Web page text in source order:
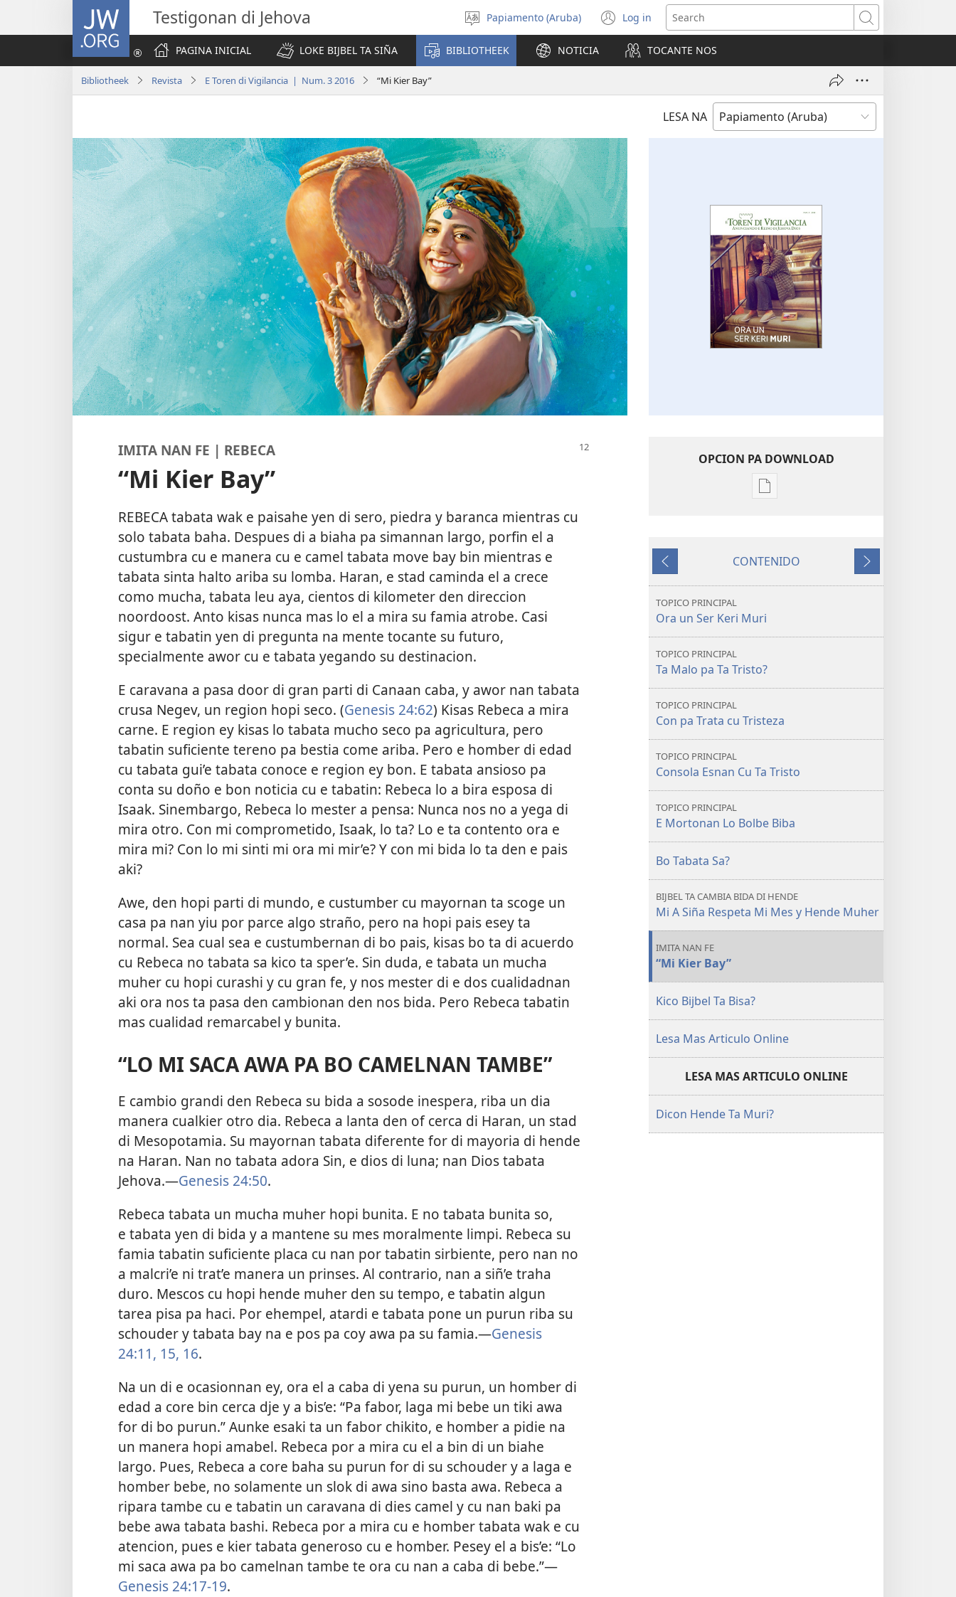
JW.ORG Testigonan di Jehova
Scoge
idioma
Papiamento (Aruba) Log in
(opens
new
window)
Search
PAGINA INICIAL
LOKE BIJBEL TA SIÑA BIBLIOTHEEK NOTICIA TOCANTE NOS
Bibliotheek Revista E Toren di Vigilancia | Num. 3 2016 “Mi Kier Bay”
LESA NA
IMITA NAN FE | REBECA
“Mi Kier Bay”
REBECA tabata wak e paisahe yen di sero, piedra y baranca mientras cu
solo tabata baha. Despues di a biaha pa simannan largo, porfin el a
custumbra cu e manera cu e camel tabata move bay bin mientras e
tabata sinta halto ariba su lomba. Haran, e stad caminda el a crece
como mucha, tabata leu aya, cientos di kilometer den direccion
noordoost. Anto kisas nunca mas lo el a mira su famia atrobe. Casi
sigur e tabatin yen di pregunta na mente tocante su futuro,
specialmente awor cu e tabata yegando su destinacion.
E caravana a pasa door di gran parti di Canaan caba, y awor nan tabata
crusa Negev, un region hopi seco. (Genesis 24:62) Kisas Rebeca a mira
carne. E region ey kisas lo tabata mucho seco pa agricultura, pero
tabatin suficiente tereno pa bestia come ariba. Pero e homber di edad
cu tabata gui’e tabata conoce e region ey bon. E tabata ansioso pa
conta su doño e bon noticia cu e tabatin: Rebeca lo a bira esposa di
Isaak. Sinembargo, Rebeca lo mester a pensa: Nunca nos no a yega di
mira otro. Con mi comprometido, Isaak, lo ta? Lo e ta contento ora e
mira mi? Con lo mi sinti mi ora mi mir’e? Y con mi bida lo ta den e pais
aki?
Awe, den hopi parti di mundo, e custumber cu mayornan ta scoge un
casa pa nan yiu por parce algo straño, pero na hopi pais esey ta
normal. Sea cual sea e custumbernan di bo pais, kisas bo ta di acuerdo
cu Rebeca no tabata sa kico ta sper’e. Sin duda, e tabata un mucha
muher cu hopi curashi y cu gran fe, y nos mester di e dos cualidadnan
aki ora nos ta pasa den cambionan den nos bida. Pero Rebeca tabatin
mas cualidad remarcabel y bunita.
“LO MI SACA AWA PA BO CAMELNAN TAMBE”
E cambio grandi den Rebeca su bida a sosode inespera, riba un dia
manera cualkier otro dia. Rebeca a lanta den of cerca di Haran, un stad
di Mesopotamia. Su mayornan tabata diferente for di mayoria di hende
na Haran. Nan no tabata adora Sin, e dios di luna; nan Dios tabata
Jehova.—Genesis 24:50.
Rebeca tabata un mucha muher hopi bunita. E no tabata bunita so,
e tabata yen di bida y a mantene su mes moralmente limpi. Rebeca su
famia tabatin suficiente placa cu nan por tabatin sirbiente, pero nan no
a malcri’e ni trat’e manera un prinses. Al contrario, nan a siñ’e traha
duro. Mescos cu hopi hende muher den su tempo, e tabatin algun
tarea pisa pa haci. Por ehempel, atardi e tabata pone un purun riba su
schouder y tabata bay na e pos pa coy awa pa su famia.—Genesis
24:11, 15, 16.
Na un di e ocasionnan ey, ora el a caba di yena su purun, un homber di
edad a core bin cerca dje y a bis’e: “Pa fabor, laga mi bebe un tiki awa
for di bo purun.” Aunke esaki ta un fabor chikito, e homber a pidie na
un manera hopi amabel. Rebeca por a mira cu el a bin di un biahe
largo. Pues, Rebeca a core baha su purun for di su schouder y a laga e
homber bebe, no solamente un slok di awa sino basta awa. Rebeca a
ripara tambe cu e tabatin un caravana di dies camel y cu nan baki pa
bebe awa tabata bashi. Rebeca por a mira cu e homber tabata wak e cu
atencion, pues e kier tabata generoso cu e homber. Pesey el a bis’e: “Lo
mi saca awa pa bo camelnan tambe te ora cu nan a caba di bebe.”—
Genesis 24:17-19.
OPCION PA DOWNLOAD
Opcion
digital
DI
un
Muri
Anterior
CONTENIDO
Siguiente
TOPICO PRINCIPAL
Ora un Ser Keri Muri
TOPICO PRINCIPAL
Ta Malo pa Ta Tristo?
TOPICO PRINCIPAL
Con pa Trata cu Tristeza
TOPICO PRINCIPAL
Consola Esnan Cu Ta Tristo
TOPICO PRINCIPAL
E Mortonan Lo Bolbe Biba
Bo Tabata Sa?
BIJBEL TA CAMBIA BIDA DI HENDE
Mi A Siña Respeta Mi Mes y Hende Muher
IMITA NAN FE
“Mi Kier Bay”
Kico Bijbel Ta Bisa?
Lesa Mas Articulo Online
LESA MAS ARTICULO ONLINE
Dicon Hende Ta Muri?